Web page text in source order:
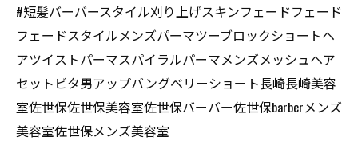
#短髪バーバースタイル刈り上げスキンフェードフェード
フェードスタイルメンズパーマツーブロックショートヘ
アツイストパーマスパイラルパーマメンズメッシュヘア
セットビタ男アップバングベリーショート長崎長崎美容
室佐世保佐世保美容室佐世保バーバー佐世保barberメンズ
美容室佐世保メンズ美容室